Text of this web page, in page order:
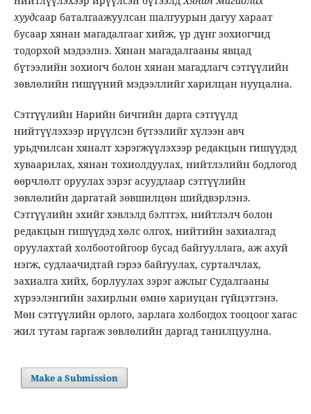
хуудсаар баталгаажуулсан шалгуурын дагуу хараат
бусаар хянан магадалгааг хийж, үр дүнг зохиогчид
тодорхой мэдээлнэ. Хянан магадалгааны явцад
бүтээлийн зохиогч болон хянан магадлагч сэтгүүлийн
зөвлөлийн гишүүний мэдээллийг харилцан нууцална.
Сэтгүүлийн Нарийн бичгийн дарга сэтгүүлд
нийтүүлэхээр ирүүлсэн бүтээлийг хүлээн авч
урьдчилсан хяналт хэрэгжүүлэхээр редакцын гишүүдэд
хуваарилах, хянан тохиолдуулах, нийтлэлийн бодлогод
өөрчлөлт оруулах зэрэг асуудлаар сэтгүүлийн
зөвлөлийн даргатай зөвшилцөн шийдвэрлэнэ.
Сэтгүүлийн эхийг хэвлэлд бэлтгэх, нийтлэлч болон
редакцын гишүүдэд хөлс олгох, нийтийн захиалгад
оруулахтай холбоотойгоор бусад байгууллага, аж ахуй
нэгж, судлаачидтай гэрээ байгуулах, сурталчлах,
захиалга хийх, борлуулах зэрэг ажлыг Судалгааны
хүрээлэнгийн захирлын өмнө хариуцан гүйцэтгэнэ.
Мөн сэтгүүлийн орлого, зарлага холбогдох тооцоог хагас
жил тутам гаргаж зөвлөлийн даргад танилцуулнa.
Make a Submission